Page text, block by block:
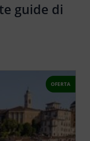
guide di
OFERTA